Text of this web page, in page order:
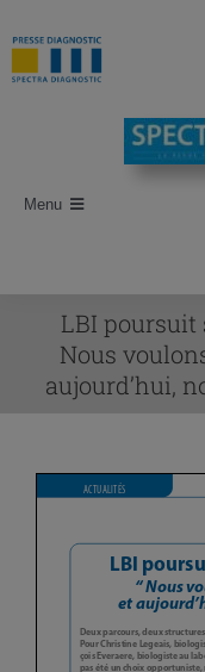
au
contenu
Menu
Auteurs
Revues
Manifestations
Abonnements
LBI poursuit
Nous
aujourd’hui,